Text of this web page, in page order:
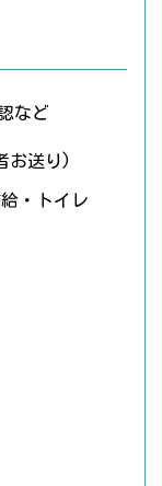
など
お送り)
・トイレ